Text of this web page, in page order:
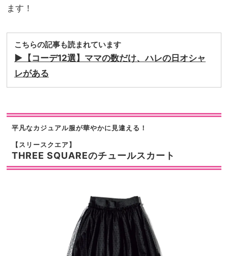
ます！
こちらの記事も読まれています
▶︎【コーデ12選】ママの数だけ、ハレの日オシャ
レがある
平凡なカジュアル服が華やかに見違える！
【スリースクエア】
THREE SQUAREのチュールスカート